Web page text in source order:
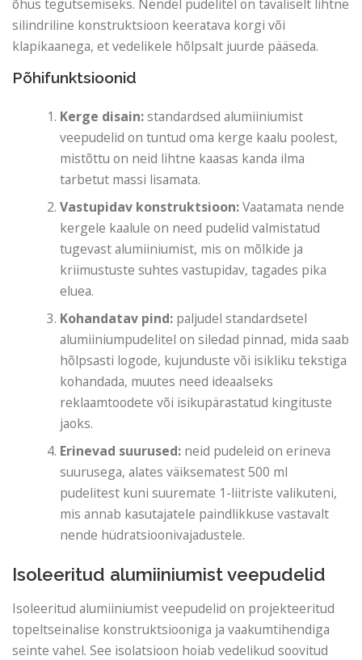
õhus tegutsemiseks. Nendel pudelitel on tavaliselt lihtne
silindriline konstruktsioon keeratava korgi või
klapikaanega, et vedelikele hõlpsalt juurde pääseda.
Põhifunktsioonid
Kerge disain:standardsed alumiiniumist
veepudelid on tuntud oma kerge kaalu poolest,
mistõttu on neid lihtne kaasas kanda ilma
tarbetut massi lisamata.
Vastupidav konstruktsioon:Vaatamata nende
kergele kaalule on need pudelid valmistatud
tugevast alumiiniumist, mis on mõlkide ja
kriimustuste suhtes vastupidav, tagades pika
eluea.
Kohandatav pind: paljudel standardsetel
alumiiniumpudelitel on siledad pinnad, mida saab
hõlpsasti logode, kujunduste või isikliku tekstiga
kohandada, muutes need ideaalseks
reklaamtoodete või isikupärastatud kingituste
jaoks.
Erinevad suurused: neid pudeleid on erineva
suurusega, alates väiksematest 500 ml
pudelitest kuni suuremate 1-liitriste valikuteni,
mis annab kasutajatele paindlikkuse vastavalt
nende hüdratsioonivajadustele.
Isoleeritud alumiiniumist veepudelid
Isoleeritud alumiiniumist veepudelid on projekteeritud
topeltseinalise konstruktsiooniga ja vaakumtihendiga
seinte vahel. See isolatsioon hoiab vedelikud soovitud